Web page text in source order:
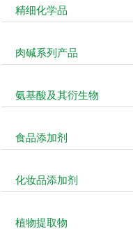
精细化学品
肉碱系列产品
氨基酸及其衍生物
食品添加剂
化妆品添加剂
植物提取物